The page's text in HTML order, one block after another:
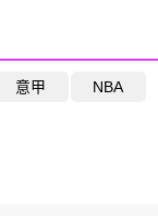
意甲 NBA